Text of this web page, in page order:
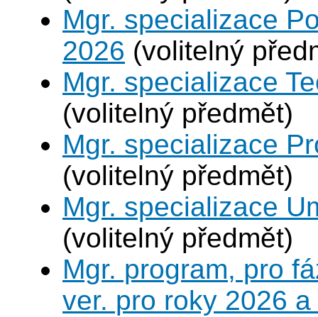
Mgr. specializace
2026 (volitelný
Mgr. specializace
(volitelný předmět)
Mgr. specializace
(volitelný předmět)
Mgr. specializace
(volitelný předmět)
Mgr. program, pro
ver. pro roky 2026